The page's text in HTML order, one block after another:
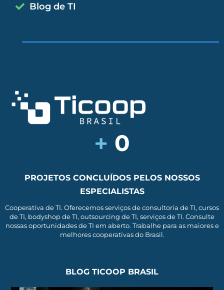
Blog de TI
+ 0
PROJETOS CONCLUÍDOS PELOS NOSSOS
ESPECIALISTAS
Cooperativa de TI. Oferecemos serviços de consultoria de TI, cursos
de TI, bodyshop de TI, outsourcing de TI, serviços de TI. Consulte
nossas oportunidades de TI em aberto. Trabalhe para as maiores e
melhores cooperativas do Brasil.
BLOG TICOOP BRASIL